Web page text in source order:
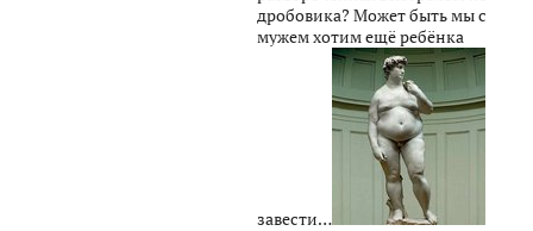
дробовика? Может быть мы с
мужем хотим ещё ребёнка
завести…